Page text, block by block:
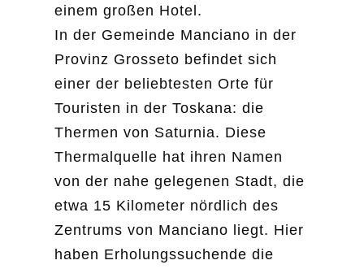
einem großen Hotel.
In der Gemeinde Manciano in der
Provinz Grosseto befindet sich
einer der beliebtesten Orte für
Touristen in der Toskana: die
Thermen von Saturnia. Diese
Thermalquelle hat ihren Namen
von der nahe gelegenen Stadt, die
etwa 15 Kilometer nördlich des
Zentrums von Manciano liegt. Hier
haben Erholungssuchende die